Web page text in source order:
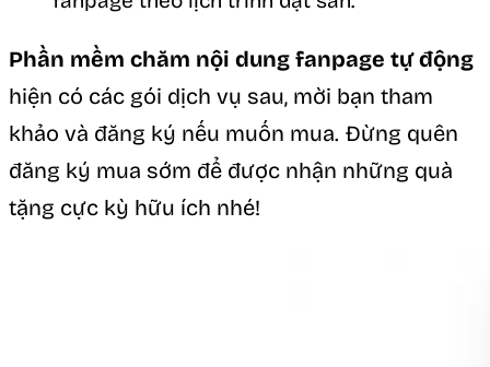
Phần mềm chăm nội dung fanpage tự động
hiện có các gói dịch vụ sau, mời bạn tham
khảo và đăng ký nếu muốn mua. Đừng quên
đăng ký mua sớm để được nhận những quà
tặng cực kỳ hữu ích nhé!